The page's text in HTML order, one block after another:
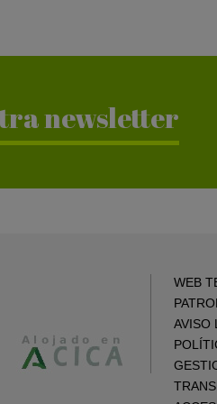
newsletter
WEB
AVISO